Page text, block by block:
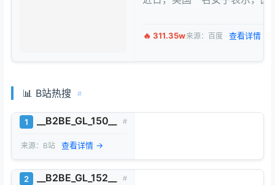
🔥 311.35w来源：百度 查看详情 →
📊 B站热搜 #
1 __B2BE_GL_150__ #
来源：B站 查看详情 →
2 __B2BE_GL_152__ #